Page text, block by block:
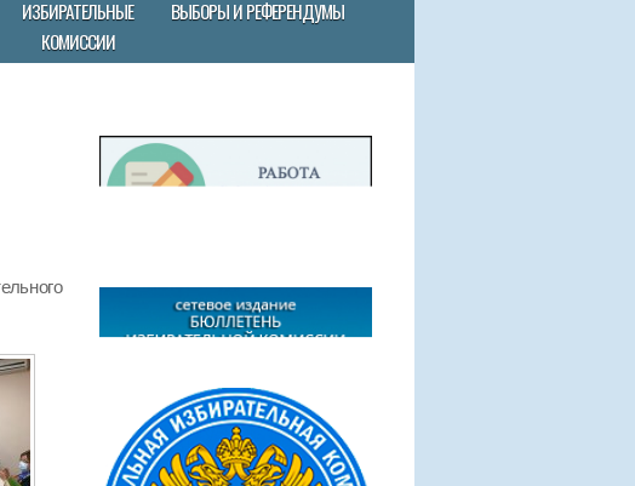
ИЗБИРАТЕЛЬНЫЕ
КОМИССИИ
ВЫБОРЫ И РЕФЕРЕНДУМЫ